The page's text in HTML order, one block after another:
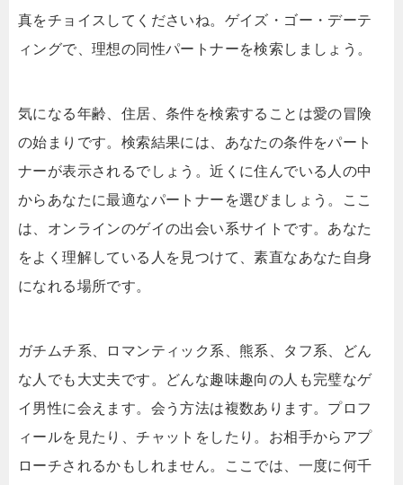
真をチョイスしてくださいね。ゲイズ・ゴー・デーテ
ィングで、理想の同性パートナーを検索しましょう。
気になる年齢、住居、条件を検索することは愛の冒険
の始まりです。検索結果には、あなたの条件をパート
ナーが表示されるでしょう。近くに住んでいる人の中
からあなたに最適なパートナーを選びましょう。ここ
は、オンラインのゲイの出会い系サイトです。あなた
をよく理解している人を見つけて、素直なあなた自身
になれる場所です。
ガチムチ系、ロマンティック系、熊系、タフ系、どん
な人でも大丈夫です。どんな趣味趣向の人も完璧なゲ
イ男性に会えます。会う方法は複数あります。プロフ
ィールを見たり、チャットをしたり。お相手からアプ
ローチされるかもしれません。ここでは、一度に何千